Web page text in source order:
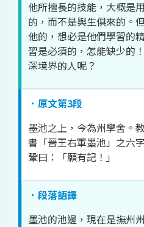
他所擅長的技能 ， 大概是用
的 ， 而不是與生俱來的 。 但
他的 ， 想必是他們學習的
習是必須的 ， 怎能缺少的 ！
深境界的人呢？
．原文第3段
墨池之上 ， 今為州學舍 。
書 「晉王右軍墨池 」 之六字
鞏曰 ：「願有記 ！」
．段落語譯
墨池的池邊 ， 現在是撫州